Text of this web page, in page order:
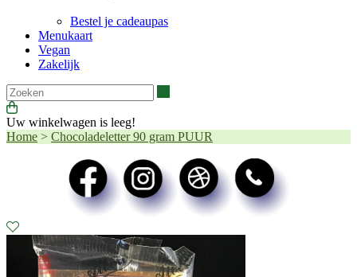
Bestel je cadeaupas
Menukaart
Vegan
Zakelijk
Uw winkelwagen is leeg!
Home > Chocoladeletter 90 gram PUUR